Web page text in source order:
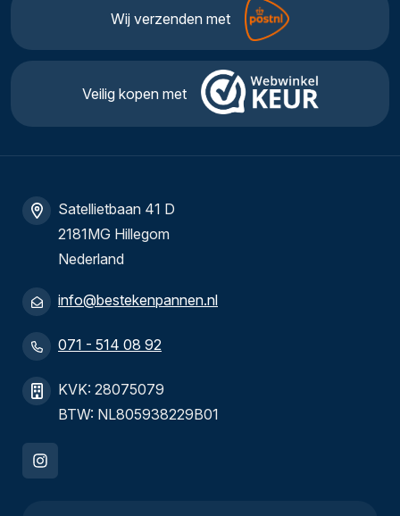
Wij verzenden met
Veilig kopen met
Satellietbaan 41 D
2181MG Hillegom
Nederland
info@bestekenpannen.nl
071 - 514 08 92
KVK: 28075079
BTW: NL805938229B01